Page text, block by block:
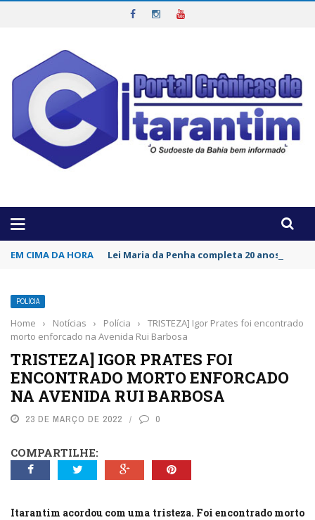
EM CIMA DA HORA Lei Maria da Penha completa 20 anos,
POLÍCIA
Home › Notícias › Polícia ›
TRISTEZA] Igor Prates foi encontrado
morto enforcado na Avenida Rui Barbosa
TRISTEZA] IGOR PRATES FOI
ENCONTRADO MORTO ENFORCADO
NA AVENIDA RUI BARBOSA
23 DE MARÇO DE 2022 0
COMPARTILHE:
Itarantim acordou com uma tristeza. Foi encontrado morto